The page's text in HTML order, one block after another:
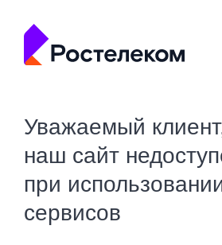
Уважаемый
наш сайт
при
сервисов